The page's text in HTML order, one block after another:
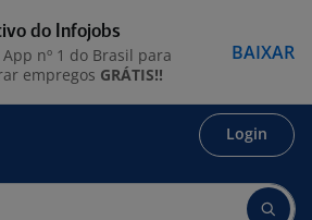
Login
do Infojobs
App nº 1 do Brasil para
empregos GRÁTIS!!
BAIXAR